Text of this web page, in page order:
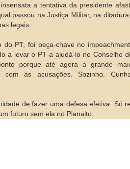
a tentativa da presidente
passou na Justiça Militar, na
legais.
do PT, foi peça-chave no
a levar o PT a ajudá-lo no Conselho
porque até agora a grande
com as acusações. Sozinho,
de fazer uma defesa efetiva. Só
futuro sem ela no Planalto.